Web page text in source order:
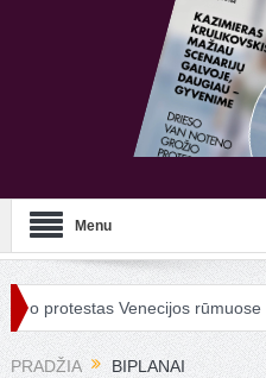
Menu
Venecijos rūmuose
PRADŽIA BIPLANAI